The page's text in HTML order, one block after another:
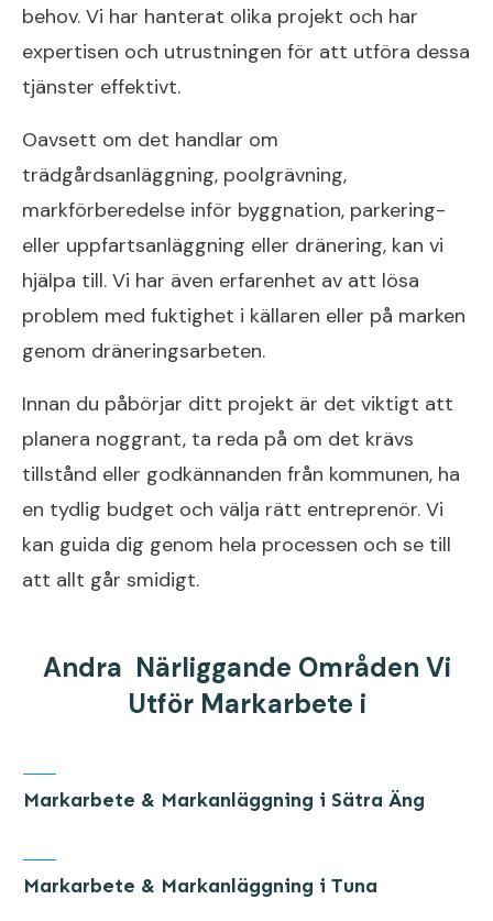
behov. Vi har hanterat olika projekt och har
expertisen och utrustningen för att utföra dessa
tjänster effektivt.
Oavsett om det handlar om
trädgårdsanläggning, poolgrävning,
markförberedelse inför byggnation, parkering-
eller uppfartsanläggning eller dränering, kan vi
hjälpa till. Vi har även erfarenhet av att lösa
problem med fuktighet i källaren eller på marken
genom dräneringsarbeten.
Innan du påbörjar ditt projekt är det viktigt att
planera noggrant, ta reda på om det krävs
tillstånd eller godkännanden från kommunen, ha
en tydlig budget och välja rätt entreprenör. Vi
kan guida dig genom hela processen och se till
att allt går smidigt.
Andra Närliggande Områden Vi
Utför Markarbete i
Markarbete & Markanläggning i Sätra Äng
Markarbete & Markanläggning i Tuna